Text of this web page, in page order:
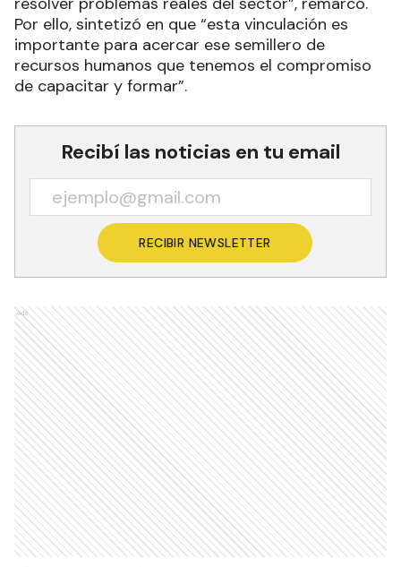
Por ello, sintetizó en que “esta vinculación es
importante para acercar ese semillero de
recursos humanos que tenemos el compromiso
de capacitar y formar”.
Recibí las noticias en tu email
RECIBIR NEWSLETTER
Ads